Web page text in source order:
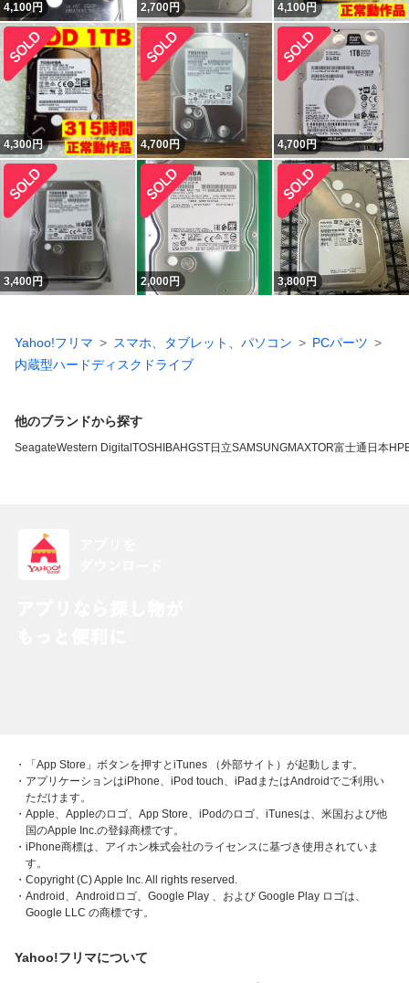
4,100円 2,700円 4,100円
4,300円 4,700円 4,700円
3,400円 2,000円 3,800円
Yahoo!フリマ スマホ、タブレット、パソコン
PCパーツ
内蔵型ハードディスクドライブ
他のブランドから探す
SeagateWestern Digital TOSHIBAHGST日立SAMSUNGMAXTOR富士通 日本HP
・「App Store」ボタンを押すとiTunes （外部サイト）が起動します。
・アプリケーションはiPhone、iPod touch、iPadまたはAndroidでご利用い
ただけます。
・Apple、Appleのロゴ、App Store、iPodのロゴ、iTunesは、米国および他
国のApple Inc.の登録商標です。
・iPhone商標は、アイホン株式会社のライセンスに基づき使用されていま
す。
・Copyright (C) Apple Inc. All rights reserved.
・Android、Androidロゴ、Google Play 、および Google Play ロゴは、
Google LLC の商標です。
Yahoo!フリマについて